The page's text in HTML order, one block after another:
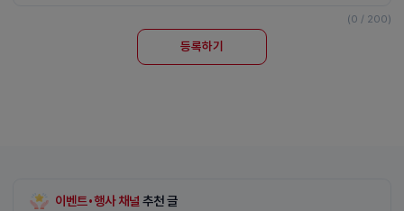
(0 / 200)
등록하기
이벤트•행사 채널 추천 글